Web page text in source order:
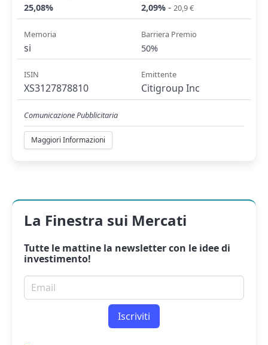
25,08% 2,09% - 20,9 €
Memoria
si
Barriera Premio
50%
ISIN
XS3127878810
Emittente
Citigroup Inc
Comunicazione Pubblicitaria
Maggiori Informazioni
La Finestra sui Mercati
Tutte le mattine la newslettercon le idee di
investimento!
Email per newsletter
Iscriviti